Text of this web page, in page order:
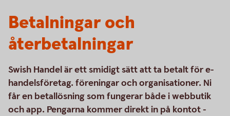
Betalningar och
återbetalningar
Swish Handel är ett smidigt sätt att ta betalt för e-
handelsföretag. föreningar och organisationer. Ni
får en betallösning som fungerar både i webbutik
och app. Pengarna kommer direkt in på kontot -